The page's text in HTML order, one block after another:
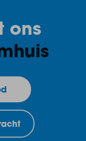
ons